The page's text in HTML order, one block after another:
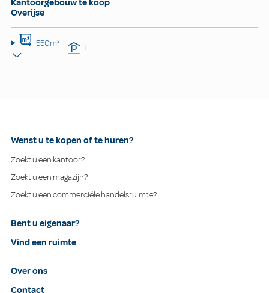
Kantoorgebouw te koop
Overijse
550m² 1
Wenst u te kopen of te huren?
Zoekt u een kantoor?
Zoekt u een magazijn?
Zoekt u een commerciële handelsruimte?
Bent u eigenaar?
Vind een ruimte
Over ons
Contact